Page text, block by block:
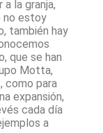
la granja,
no estoy
también hay
que se han
Motta,
como para
expansión,
cada día
a